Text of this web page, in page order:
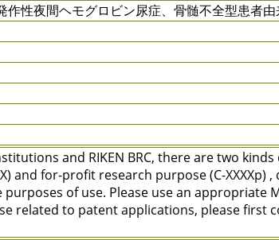
性夜間ヘモグロビン尿症、骨髄不全型患者由
and RIKEN BRC, there are two
and for-profit research purpose (C-XXXXp)
of use. Please use an appropriate
related to patent applications, please first